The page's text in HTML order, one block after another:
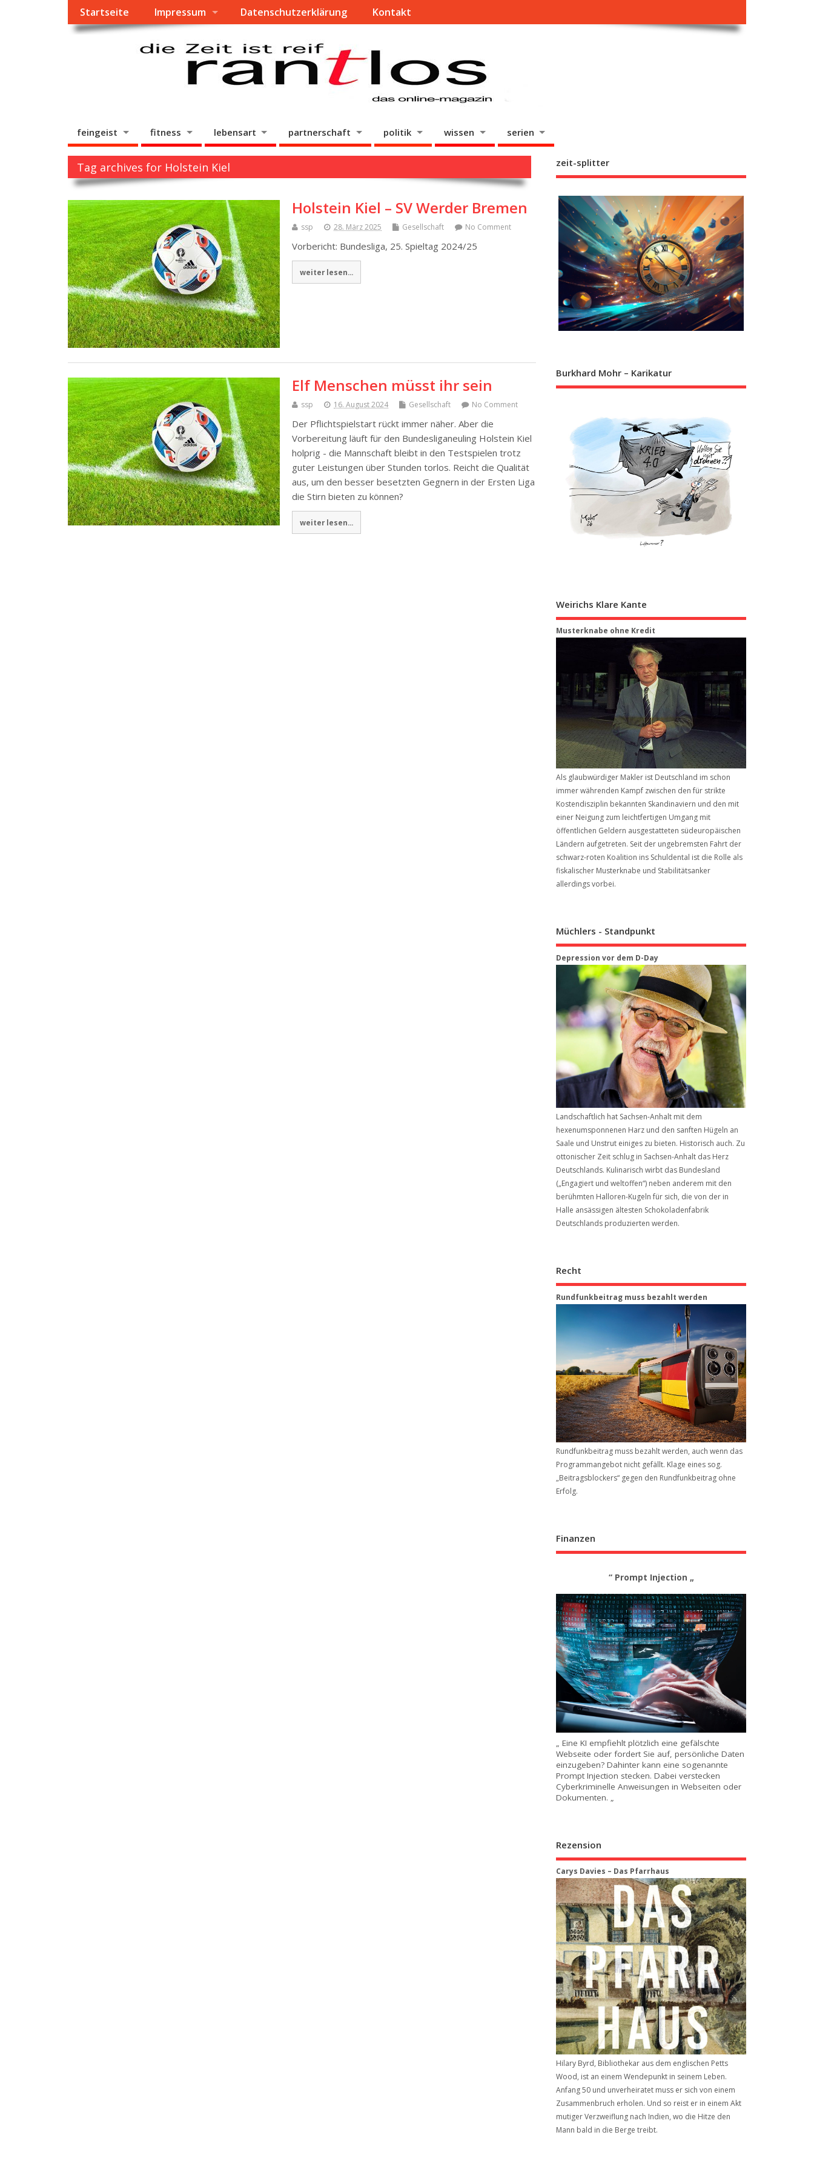
Startseite Impressum Datenschutzerklärung Kontakt
feingeist fitness lebensart partnerschaft politik wissen serien
Tag archives for Holstein Kiel
Holstein Kiel – SV Werder Bremen
ssp 28. März 2025 Gesellschaft No Comment
Vorbericht: Bundesliga, 25. Spieltag 2024/25
weiter lesen...
Elf Menschen müsst ihr sein
ssp 16. August 2024 Gesellschaft No Comment
Der Pflichtspielstart rückt immer näher. Aber die
Vorbereitung läuft für den Bundesliganeuling Holstein Kiel
holprig - die Mannschaft bleibt in den Testspielen trotz
guter Leistungen über Stunden torlos. Reicht die Qualität
aus, um den besser besetzten Gegnern in der Ersten Liga
die Stirn bieten zu können?
weiter lesen...
zeit-splitter
Burkhard Mohr – Karikatur
Weirichs Klare Kante
Musterknabe ohne Kredit
Als glaubwürdiger Makler ist Deutschland im schon
immer währenden Kampf zwischen den für strikte
Kostendisziplin bekannten Skandinaviern und den mit
einer Neigung zum leichtfertigen Umgang mit
öffentlichen Geldern ausgestatteten südeuropäischen
Ländern aufgetreten. Seit der ungebremsten Fahrt der
schwarz-roten Koalition ins Schuldental ist die Rolle als
fiskalischer Musterknabe und Stabilitätsanker
allerdings vorbei.
Müchlers - Standpunkt
Depression vor dem D-Day
Landschaftlich hat Sachsen-Anhalt mit dem
hexenumsponnenen Harz und den sanften Hügeln an
Saale und Unstrut einiges zu bieten. Historisch auch. Zu
ottonischer Zeit schlug in Sachsen-Anhalt das Herz
Deutschlands. Kulinarisch wirbt das Bundesland
(„Engagiert und weltoffen“) neben anderem mit den
berühmten Halloren-Kugeln für sich, die von der in
Halle ansässigen ältesten Schokoladenfabrik
Deutschlands produzierten werden.
Recht
Rundfunkbeitrag muss bezahlt werden
Rundfunkbeitrag muss bezahlt werden, auch wenn das
Programmangebot nicht gefällt. Klage eines sog.
„Beitrags­blockers“ gegen den Rundfunkbeitrag ohne
Erfolg.
Finanzen
“ Prompt Injection „
„ Eine KI empfiehlt plötzlich eine gefälschte
Webseite oder fordert Sie auf, persönliche Daten
einzugeben? Dahinter kann eine sogenannte
Prompt Injection stecken. Dabei verstecken
Cyberkriminelle Anweisungen in Webseiten oder
Dokumenten. „
Rezension
Carys Davies – Das Pfarrhaus
Hilary Byrd, Bibliothekar aus dem englischen Petts
Wood, ist an einem Wendepunkt in seinem Leben.
Anfang 50 und unverheiratet muss er sich von einem
Zusammenbruch erholen. Und so reist er in einem Akt
mutiger Verzweiflung nach Indien, wo die Hitze den
Mann bald in die Berge treibt.